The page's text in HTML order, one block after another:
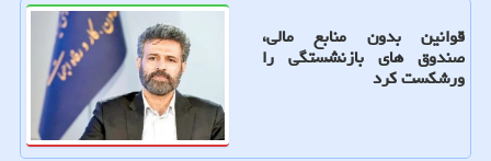
قوانین بدون منابع مالی،
صندوق های بازنشستگی را
ورشکست کرد